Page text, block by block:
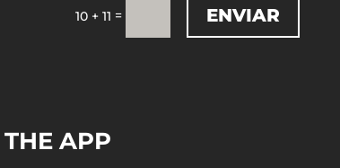
10 + 11 = ENVIAR
APP